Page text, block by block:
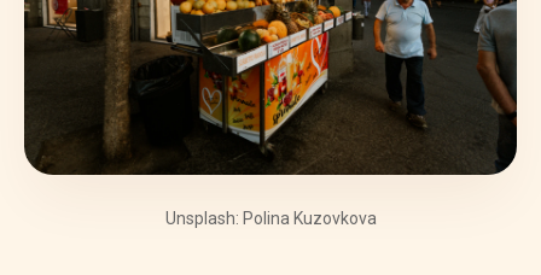
Unsplash: Polina Kuzovkova